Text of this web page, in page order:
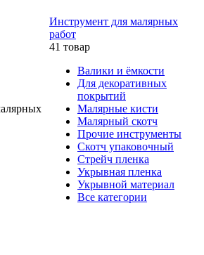
Инструмент для малярных
работ
41 товар
Валики и ёмкости
Для декоративных
покрытий
Малярные кисти
Малярный скотч
Прочие инструменты
Скотч упаковочный
Стрейч пленка
Укрывная пленка
Укрывной материал
Все категории